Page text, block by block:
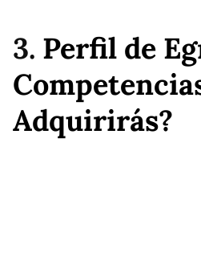
3. Perfil de
Adquirirás?